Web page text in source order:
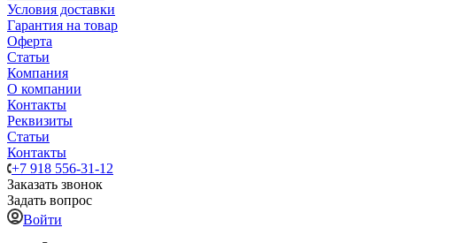
Условия доставки
Гарантия на товар
Оферта
Статьи
Компания
О компании
Контакты
Реквизиты
Статьи
Контакты
+7 918 556-31-12
Заказать звонок
Задать вопрос
Войти